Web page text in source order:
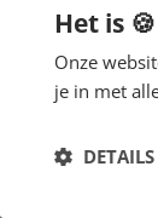
Het is
Onze
je in met